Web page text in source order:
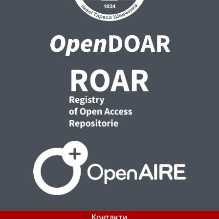
його дії, що сприяло впливу цієї правової
пам'ятки на формування правової
складу Речі Посполитої. Це дає підстави
стверджувати про вплив української
народів, а про Литовський статут – як про
спільний набуток європейської правової
Контакти